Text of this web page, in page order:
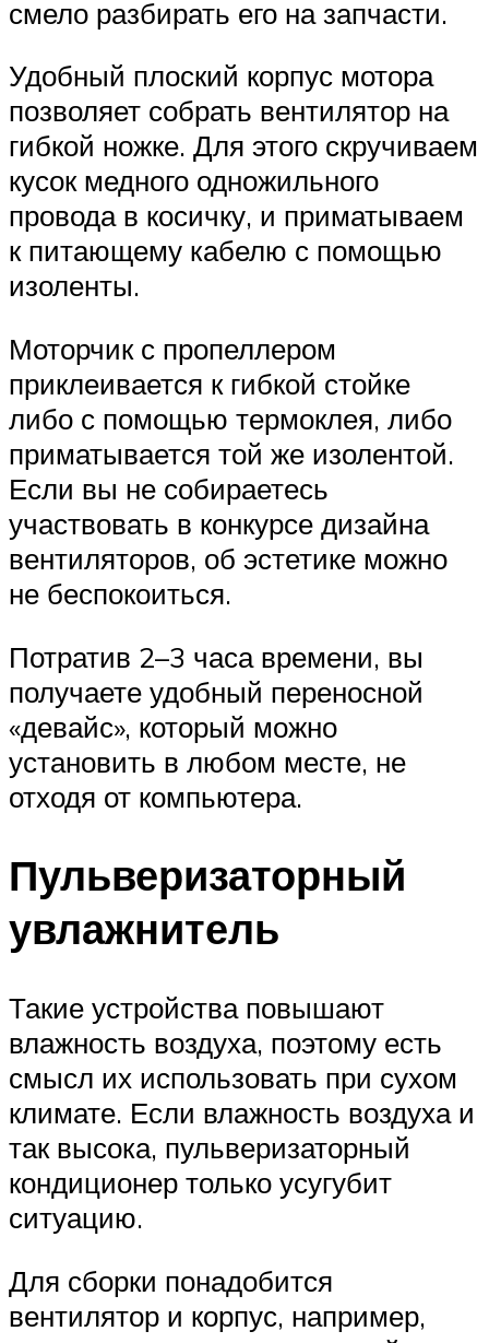
смело разбирать его на запчасти.
Удобный плоский корпус мотора
позволяет собрать вентилятор на
гибкой ножке. Для этого скручиваем
кусок медного одножильного
провода в косичку, и приматываем
к питающему кабелю с помощью
изоленты.
Моторчик с пропеллером
приклеивается к гибкой стойке
либо с помощью термоклея, либо
приматывается той же изолентой.
Если вы не собираетесь
участвовать в конкурсе дизайна
вентиляторов, об эстетике можно
не беспокоиться.
Потратив 2–3 часа времени, вы
получаете удобный переносной
«девайс», который можно
установить в любом месте, не
отходя от компьютера.
Пульверизаторный
увлажнитель
Такие устройства повышают
влажность воздуха, поэтому есть
смысл их использовать при сухом
климате. Если влажность воздуха и
так высока, пульверизаторный
кондиционер только усугубит
ситуацию.
Для сборки понадобится
вентилятор и корпус, например,